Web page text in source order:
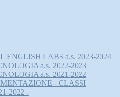
LABS a.s. 2023-2024
a.s. 2022-2023
a.s. 2021-2022
- CLASSI
2022 -